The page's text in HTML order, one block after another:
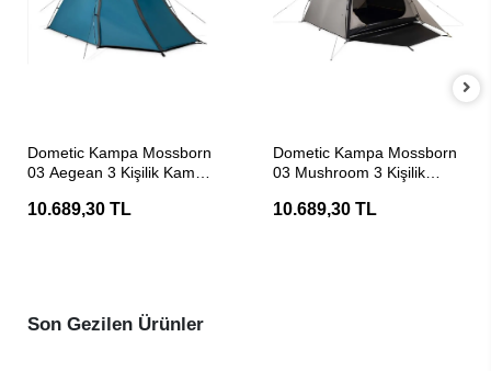
Dometic Kampa Mossborn
03 Aegean 3 Kişilik Kamp
10.689,30 TL
Dometic Kampa Mossborn
03 Mushroom 3 Kişilik
10.689,30 TL
Son Gezilen Ürünler